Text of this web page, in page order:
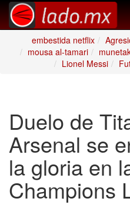
embestida netflix
mousa al-tamari
Lionel Messi
Duelo de
Arsenal se
la gloria en
Champions